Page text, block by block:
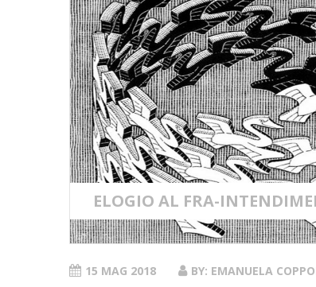
ELOGIO AL FRA-
15 MAG 2018 BY: EMANUELA